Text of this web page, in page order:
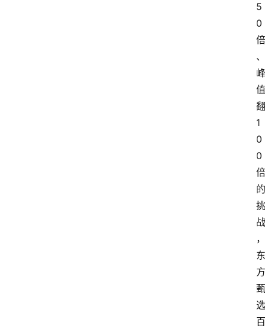
5
0
倍
、
峰
值
翻
1
0
0
倍
的
挑
战
，
东
方
甄
选
百